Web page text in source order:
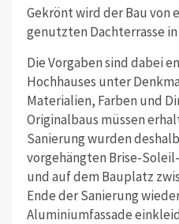
Gekrönt wird der Bau von
genutzten Dachterrasse
Die Vorgaben sind dabei
Hochhauses unter
Materialien, Farben und
Originalbaus müssen
Sanierung wurden
vorgehängten Brise-
und auf dem Bauplatz
Ende der Sanierung
Aluminiumfassade